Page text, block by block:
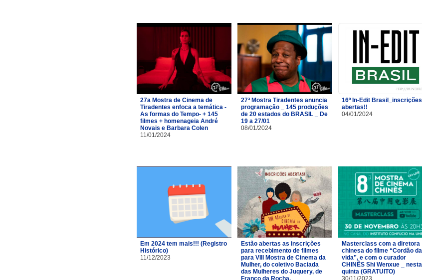
27a Mostra de Cinema de
Tiradentes enfoca a temática -
As formas do Tempo- + 145
filmes + homenageia André
Novais e Barbara Colen
11/01/2024
27ª Mostra Tiradentes anuncia
programação _ 145 produções
de 20 estados do BRASIL _ De
19 a 27/01
08/01/2024
16º In-Edit Brasil_inscrições
abertas!!
04/01/2024
Em 2024 tem mais!!! (Registro
Histórico)
11/12/2023
Estão abertas as inscrições
para recebimento de filmes
para VIII Mostra de Cinema da
Mulher, do coletivo Baciada
das Mulheres do Juquery, de
Franco da Rocha.
Masterclass com a diretora
chinesa do filme “Cordão da
vida”, e com o curador
CHINÊS Shi Wenxue _ nesta
quinta (GRATUITO)
30/11/2023